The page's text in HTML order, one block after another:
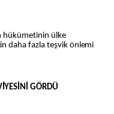
hükümetinin ülke
daha fazla teşvik önlemi
GÖRDÜ